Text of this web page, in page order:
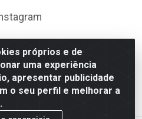
próprios e de
uma experiência
apresentar publicidade
o seu perfil e melhorar a
Antoneto LTDA - BA-052,
- BA, 44600-000 - CNPJ
0001-75